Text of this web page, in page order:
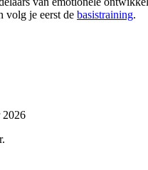
volg je eerst de basistraining.
2026